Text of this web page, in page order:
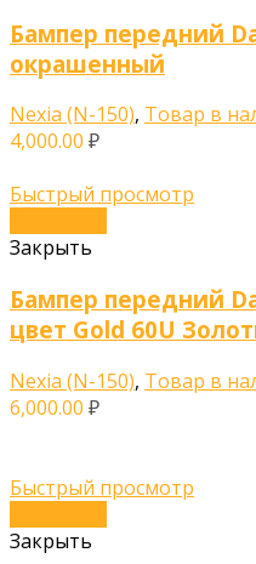
Бампер передний
окрашенный
Nexia (N-150), Товар в
4,000.00 ₽
Быстрый просмотр
Закрыть
Бампер передний
цвет Gold 60U
Nexia (N-150), Товар в
6,000.00 ₽
Быстрый просмотр
Закрыть